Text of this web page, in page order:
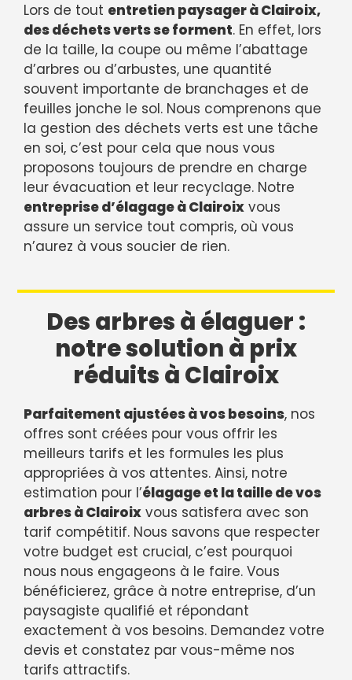
Lors de tout entretien paysager à Clairoix,
des déchets verts se forment. En effet, lors
de la taille, la coupe ou même l’abattage
d’arbres ou d’arbustes, une quantité
souvent importante de branchages et de
feuilles jonche le sol. Nous comprenons que
la gestion des déchets verts est une tâche
en soi, c’est pour cela que nous vous
proposons toujours de prendre en charge
leur évacuation et leur recyclage. Notre
entreprise d’élagage à Clairoix vous
assure un service tout compris, où vous
n’aurez à vous soucier de rien.
Des arbres à élaguer :
notre solution à prix
réduits à Clairoix
Parfaitement ajustées à vos besoins, nos
offres sont créées pour vous offrir les
meilleurs tarifs et les formules les plus
appropriées à vos attentes. Ainsi, notre
estimation pour l’élagage et la taille de vos
arbres à Clairoix vous satisfera avec son
tarif compétitif. Nous savons que respecter
votre budget est crucial, c’est pourquoi
nous nous engageons à le faire. Vous
bénéficierez, grâce à notre entreprise, d’un
paysagiste qualifié et répondant
exactement à vos besoins. Demandez votre
devis et constatez par vous-même nos
tarifs attractifs.